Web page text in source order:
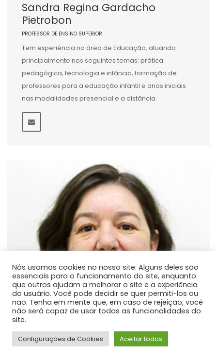
Sandra Regina Gardacho
Pietrobon
PROFESSOR DE ENSINO SUPERIOR
Tem experiência na área de Educação, atuando
principalmente nos seguintes temas: prática
pedagógica, tecnologia e infância, formação de
professores para a educação infantil e anos iniciais
nas modalidades presencial e a distância.
Nós usamos cookies no nosso site. Alguns deles são
essenciais para o funcionamento do site, enquanto
que outros ajudam a melhorar o site e a experiência
do usuário. Você pode decidir se quer permiti-los ou
não. Tenha em mente que, em caso de rejeição, você
não será capaz de usar todas as funcionalidades do
site.
Configurações de Cookies Aceitar todos